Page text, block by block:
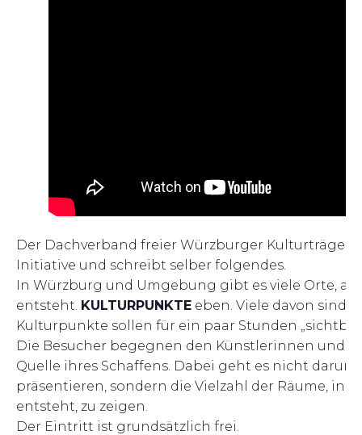
Der Dachverband freier Würzburger Kulturträger
Initiative und schreibt selber folgendes.
In Würzburg und Umgebung gibt es viele Orte,
entsteht. KULTURPUNKTE eben. Viele davon sind
Kulturpunkte sollen für ein paar Stunden
Die Besucher begegnen den Künstlerinnen und
Quelle ihres Schaffens. Dabei geht es nicht
präsentieren, sondern die Vielzahl der Räume, in
entsteht, zu zeigen.
Der Eintritt ist grundsätzlich frei.